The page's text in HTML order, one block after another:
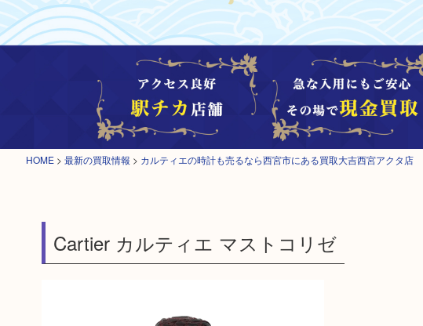
HOME > 最新の買取情報 > カルティエの時計も売るなら西宮市にある買取大吉西宮アクタ店
Cartier カルティエ マストコリゼ